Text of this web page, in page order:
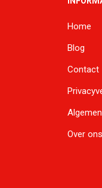
Home
Blog
Contact
Over ons